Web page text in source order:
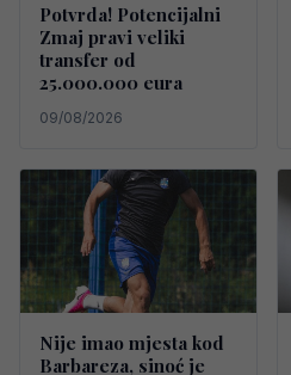
Potvrda! Potencijalni
Zmaj pravi veliki
transfer od
25.000.000 eura
09/08/2026
Nije imao mjesta kod
Barbareza, sinoć je